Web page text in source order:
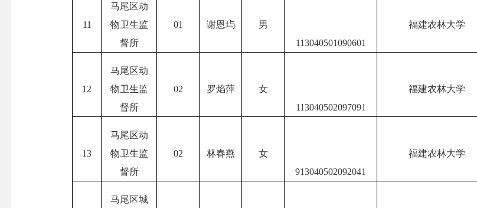
11
马尾区动
物卫生监
督所
01 谢恩玙
男
113040501090601
福建农林大学
12
马尾区动
物卫生监
督所
02 罗焰萍
女
113040502097091
福建农林大学
13
马尾区动
物卫生监
督所
02 林春燕
女
913040502092041
福建农林大学
马尾区城